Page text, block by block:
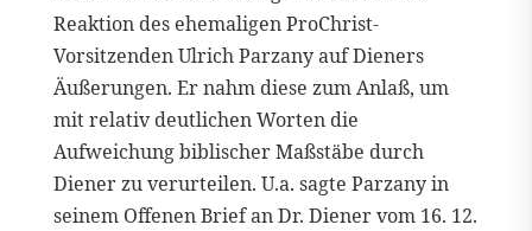
Reaktion des ehemaligen ProChrist-
Vorsitzenden Ulrich Parzany auf Dieners
Äußerungen. Er nahm diese zum Anlaß, um
mit relativ deutlichen Worten die
Aufweichung biblischer Maßstäbe durch
Diener zu verurteilen. U.a. sagte Parzany in
seinem Offenen Brief an Dr. Diener vom 16. 12.